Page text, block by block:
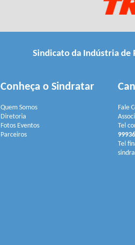
Sindicato da Indústria de
Conheça o Sindratar
Quem Somos
Diretoria
Fotos Eventos
Parceiros
Fale
Tel
Tel